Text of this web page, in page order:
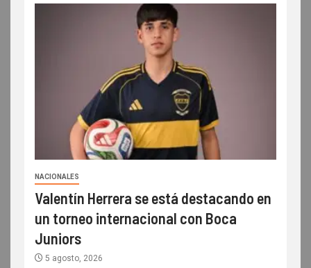
NACIONALES
Valentín Herrera se está destacando en
un torneo internacional con Boca
Juniors
5 agosto, 2026